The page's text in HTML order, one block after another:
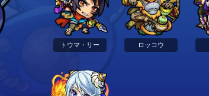
トウマ・リー ロッコウ